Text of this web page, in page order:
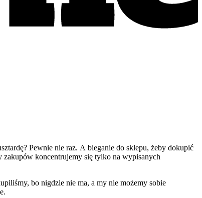
Pewnie nie raz. A bieganie do sklepu, żeby dokupić
zakupów koncentrujemy się tylko na wypisanych
bo nigdzie nie ma, a my nie możemy sobie